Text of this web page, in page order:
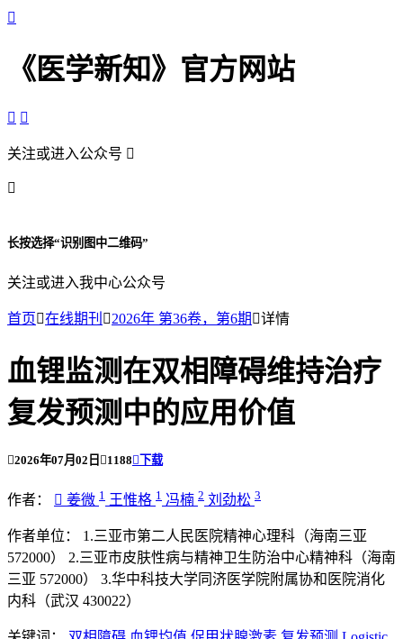

《医学新知》官方网站
 
关注或进入公众号 

长按选择“识别图中二维码”
关注或进入我中心公众号
首页在线期刊 2026年 第36卷，第6期 详情
血锂监测在双相障碍维持治疗
复发预测中的应用价值
2026年07月02日 1188  下载
作者：  姜微 1 王惟格 1 冯楠 2 刘劲松 3
作者单位：
1.三亚市第二人民医院精神心理科（海南三亚
572000）
2.三亚市皮肤性病与精神卫生防治中心精神科（海南
三亚 572000）
3.华中科技大学同济医学院附属协和医院消化
内科（武汉 430022）